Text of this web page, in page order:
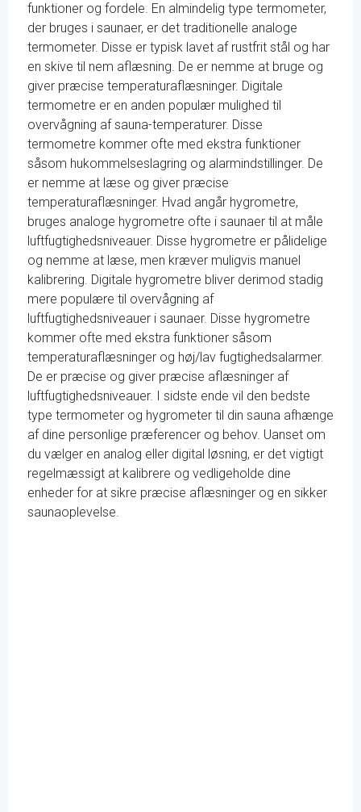
funktioner og fordele. En almindelig type termometer,
der bruges i saunaer, er det traditionelle analoge
termometer. Disse er typisk lavet af rustfrit stål og har
en skive til nem aflæsning. De er nemme at bruge og
giver præcise temperaturaflæsninger. Digitale
termometre er en anden populær mulighed til
overvågning af sauna-temperaturer. Disse
termometre kommer ofte med ekstra funktioner
såsom hukommelseslagring og alarmindstillinger. De
er nemme at læse og giver præcise
temperaturaflæsninger. Hvad angår hygrometre,
bruges analoge hygrometre ofte i saunaer til at måle
luftfugtighedsniveauer. Disse hygrometre er pålidelige
og nemme at læse, men kræver muligvis manuel
kalibrering. Digitale hygrometre bliver derimod stadig
mere populære til overvågning af
luftfugtighedsniveauer i saunaer. Disse hygrometre
kommer ofte med ekstra funktioner såsom
temperaturaflæsninger og høj/lav fugtighedsalarmer.
De er præcise og giver præcise aflæsninger af
luftfugtighedsniveauer. I sidste ende vil den bedste
type termometer og hygrometer til din sauna afhænge
af dine personlige præferencer og behov. Uanset om
du vælger en analog eller digital løsning, er det vigtigt
regelmæssigt at kalibrere og vedligeholde dine
enheder for at sikre præcise aflæsninger og en sikker
saunaoplevelse.